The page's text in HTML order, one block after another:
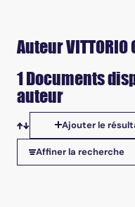
Auteur VITTORIO
1 Documents
auteur
Tris disponibles
Ajouter le
Affiner la recherche